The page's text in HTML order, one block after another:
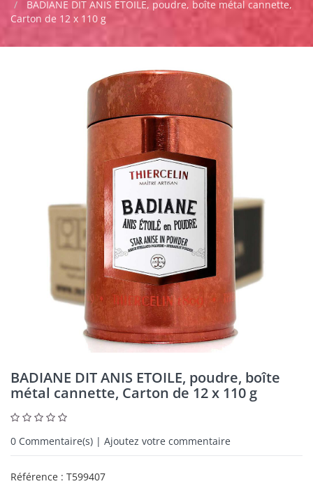
BADIANE DIT ANIS ETOILE, poudre, boîte métal cannette,
Carton de 12 x 110 g
BADIANE DIT ANIS ETOILE, poudre, boîte
métal cannette, Carton de 12 x 110 g
0 Commentaire(s) | Ajoutez votre commentaire
Référence : T599407